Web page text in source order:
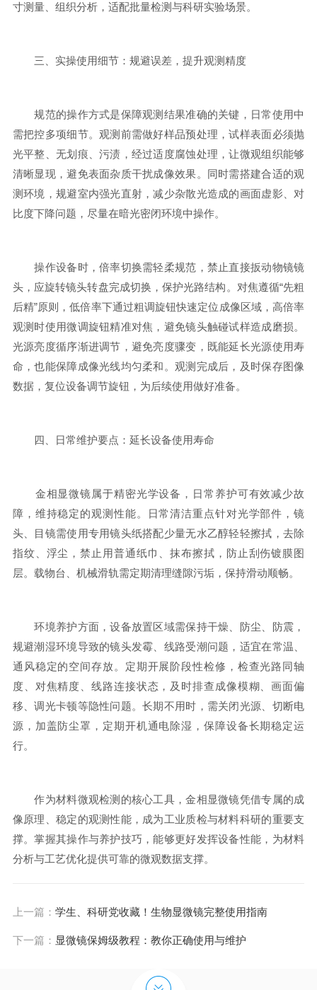
寸测量、组织分析，适配批量检测与科研实验场景。
三、实操使用细节：规避误差，提升观测精度
规范的操作方式是保障观测结果准确的关键，日常使用中
需把控多项细节。观测前需做好样品预处理，试样表面必须抛
光平整、无划痕、污渍，经过适度腐蚀处理，让微观组织能够
清晰显现，避免表面杂质干扰成像效果。同时需搭建合适的观
测环境，规避室内强光直射，减少杂散光造成的画面虚影、对
比度下降问题，尽量在暗光密闭环境中操作。
操作设备时，倍率切换需轻柔规范，禁止直接扳动物镜镜
头，应旋转镜头转盘完成切换，保护光路结构。对焦遵循“先粗
后精”原则，低倍率下通过粗调旋钮快速定位成像区域，高倍率
观测时使用微调旋钮精准对焦，避免镜头触碰试样造成磨损。
光源亮度循序渐进调节，避免亮度骤变，既能延长光源使用寿
命，也能保障成像光线均匀柔和。观测完成后，及时保存图像
数据，复位设备调节旋钮，为后续使用做好准备。
四、日常维护要点：延长设备使用寿命
金相显微镜属于精密光学设备，日常养护可有效减少故
障，维持稳定的观测性能。日常清洁重点针对光学部件，镜
头、目镜需使用专用镜头纸搭配少量无水乙醇轻轻擦拭，去除
指纹、浮尘，禁止用普通纸巾、抹布擦拭，防止刮伤镀膜图
层。载物台、机械滑轨需定期清理缝隙污垢，保持滑动顺畅。
环境养护方面，设备放置区域需保持干燥、防尘、防震，
规避潮湿环境导致的镜头发霉、线路受潮问题，适宜在常温、
通风稳定的空间存放。定期开展阶段性检修，检查光路同轴
度、对焦精度、线路连接状态，及时排查成像模糊、画面偏
移、调光卡顿等隐性问题。长期不用时，需关闭光源、切断电
源，加盖防尘罩，定期开机通电除湿，保障设备长期稳定运
行。
作为材料微观检测的核心工具，金相显微镜凭借专属的成
像原理、稳定的观测性能，成为工业质检与材料科研的重要支
撑。掌握其操作与养护技巧，能够更好发挥设备性能，为材料
分析与工艺优化提供可靠的微观数据支撑。
上一篇： 学生、科研党收藏！生物显微镜完整使用指南
下一篇： 显微镜保姆级教程：教你正确使用与维护